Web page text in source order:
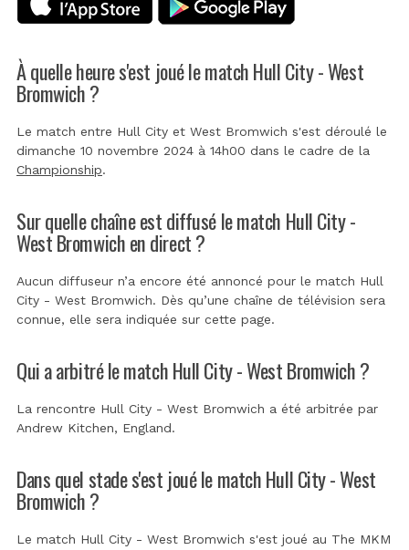
À quelle heure s'est joué le match Hull City - West
Bromwich ?
Le match entre Hull City et West Bromwich s'est déroulé le
dimanche 10 novembre 2024 à 14h00 dans le cadre de la
Championship.
Sur quelle chaîne est diffusé le match Hull City -
West Bromwich en direct ?
Aucun diffuseur n’a encore été annoncé pour le match Hull
City - West Bromwich. Dès qu’une chaîne de télévision sera
connue, elle sera indiquée sur cette page.
Qui a arbitré le match Hull City - West Bromwich ?
La rencontre Hull City - West Bromwich a été arbitrée par
Andrew Kitchen, England.
Dans quel stade s'est joué le match Hull City - West
Bromwich ?
Le match Hull City - West Bromwich s'est joué au The MKM